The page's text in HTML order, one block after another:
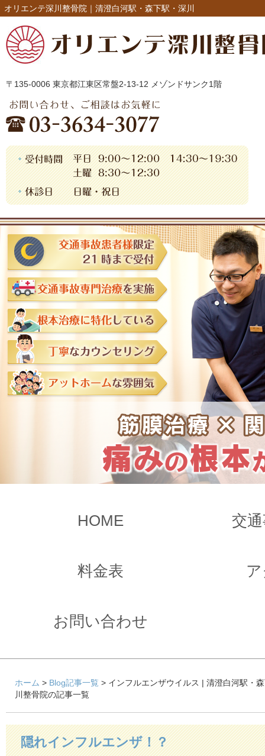
オリエンテ深川整骨院｜清澄白河駅・森下駅・深川
〒135-0006 東京都江東区常盤2-13-12 メゾンドサンク1階
HOME 交
料金表
お問い合わせ
ホーム > Blog記事一覧 > インフルエンザウイルス | 清澄白河駅・
川整骨院の記事一覧
隠れインフルエンザ！？